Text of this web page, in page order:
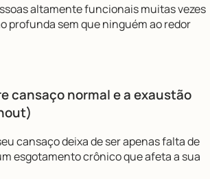
altamente funcionais muitas vezes
profunda sem que ninguém ao redor
cansaço normal e a exaustão
cansaço deixa de ser apenas falta de
esgotamento crônico que afeta a sua